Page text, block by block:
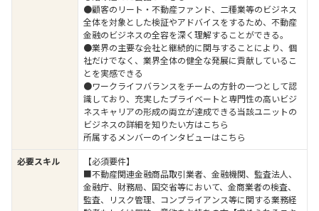
●顧客のリート・不動産ファンド、二種業等のビジネス
全体を対象とした検証やアドバイスをするため、不動産
金融のビジネスの全容を深く理解することができる。
●業界の主要な会社と継続的に関与することにより、個
社だけでなく、業界全体の健全な発展に貢献しているこ
とを実感できる
●ワークライフバランスをチームの方針の一つとして認
識しており、充実したプライベートと専門性の高いビジ
ネスキャリアの形成の両立が達成できる当該ユニットの
ビジネスの詳細を知りたい方はこちら
所属するメンバーのインタビューはこちら
必要スキル
【必須要件】
■不動産関連金融商品取引業者、金融機関、監査法人、
金融庁、財務局、国交省等において、金商業者の検査、
監査、リスク管理、コンプライアンス等に関する業務経